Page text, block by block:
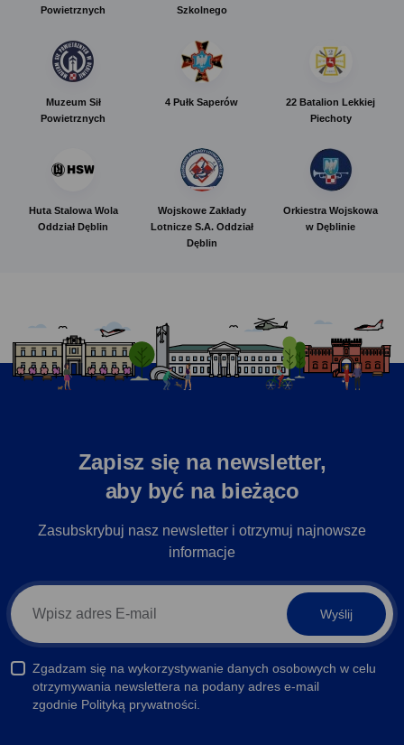
Powietrznych
Szkolnego
Muzeum Sił
Powietrznych
4 Pułk Saperów
22 Batalion Lekkiej
Piechoty
Huta Stalowa Wola
Oddział Dęblin
Wojskowe Zakłady
Lotnicze S.A. Oddział
Dęblin
Orkiestra Wojskowa
w Dęblinie
Zapisz się na newsletter,
aby być na bieżąco
Zasubskrybuj nasz newsletter i otrzymuj najnowsze
informacje
E-
mail
Zgadzam się na wykorzystywanie danych osobowych w celu
otrzymywania newslettera na podany adres e-mail
zgodnie Polityką prywatności.